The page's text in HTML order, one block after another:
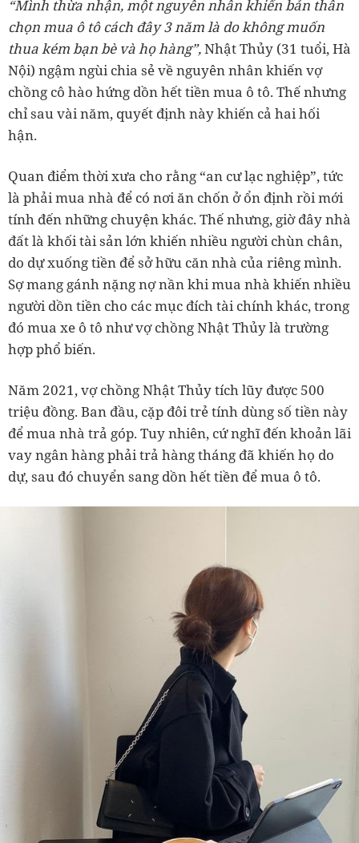
“Mình thừa nhận, một nguyên nhân khiến bản thân
chọn mua ô tô cách đây 3 năm là do không muốn
thua kém bạn bè và họ hàng”,Nhật Thủy (31 tuổi, Hà
Nội) ngậm ngùi chia sẻ về nguyên nhân khiến vợ
chồng cô hào hứng dồn hết tiền mua ô tô. Thế nhưng
chỉ sau vài năm, quyết định này khiến cả hai hối
hận.
Quan điểm thời xưa cho rằng “an cư lạc nghiệp”, tức
là phải mua nhà để có nơi ăn chốn ở ổn định rồi mới
tính đến những chuyện khác. Thế nhưng, giờ đây nhà
đất là khối tài sản lớn khiến nhiều người chùn chân,
do dự xuống tiền để sở hữu căn nhà của riêng mình.
Sợ mang gánh nặng nợ nần khi mua nhà khiến nhiều
người dồn tiền cho các mục đích tài chính khác, trong
đó mua xe ô tô như vợ chồng Nhật Thủy là trường
hợp phổ biến.
Năm 2021, vợ chồng Nhật Thủy tích lũy được 500
triệu đồng. Ban đầu, cặp đôi trẻ tính dùng số tiền này
để mua nhà trả góp. Tuy nhiên, cứ nghĩ đến khoản lãi
vay ngân hàng phải trả hàng tháng đã khiến họ do
dự, sau đó chuyển sang dồn hết tiền để mua ô tô.